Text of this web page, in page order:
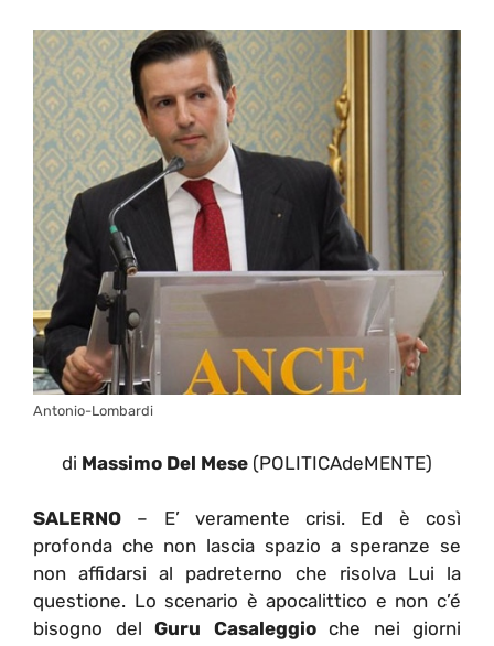
Antonio-Lombardi
di Massimo Del Mese (POLITICAdeMENTE)
SALERNO – E’ veramente crisi. Ed è così
profonda che non lascia spazio a speranze se
non affidarsi al padreterno che risolva Lui la
questione. Lo scenario è apocalittico e non c’é
bisogno del Guru Casaleggioche nei giorni